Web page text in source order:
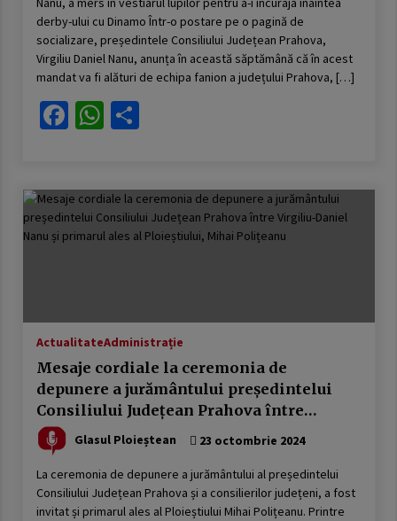
derby-ului cu Dinamo Într-o postare pe o pagină de
socializare, președintele Consiliului Județean Prahova,
Virgiliu Daniel Nanu, anunța în această săptămână că în acest
mandat va fi alături de echipa fanion a județului Prahova, […]
Facebook
WhatsApp
Partajează
ActualitateAdministrație
Mesaje cordiale la ceremonia de
depunere a jurământului președintelui
Consiliului Județean Prahova între
Virgiliu-Daniel Nanu și primarul ales al
Ploieștiului, Mihai Polițeanu
Glasul Ploieștean 23 octombrie 2024
La ceremonia de depunere a jurământului al președintelui
Consiliului Județean Prahova și a consilierilor județeni, a fost
invitat și primarul ales al Ploieștiului Mihai Polițeanu. Printre